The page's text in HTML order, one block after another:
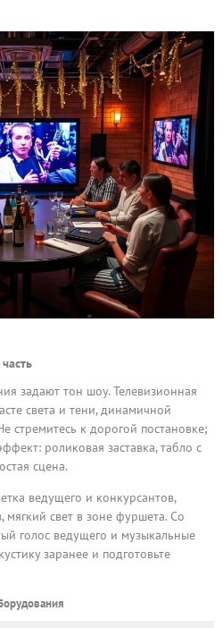
задают тон шоу. Телевизионная
света и тени, динамичной
стремитесь к дорогой постановке;
роликовая заставка, табло с
сцена.
ведущего и конкурсантов,
мягкий свет в зоне фуршета. Со
голос ведущего и музыкальные
заранее и подготовьте